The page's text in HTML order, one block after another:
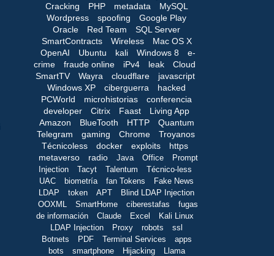
Cracking
PHP metadata
MySQL
Wordpress
spoofing
Google Play
Oracle
Red Team
SQL Server
SmartContracts
Wireless
Mac OS X
OpenAI
Ubuntu kali Windows 8
e-
crime
fraude online iPv4 leak
Cloud
SmartTV
Wayra cloudflare
javascript
Windows XP
ciberguerra
hacked
PCWorld
microhistorias
conferencia
developer
Citrix Faast
Living App
Amazon
BlueTooth HTTP
Quantum
Telegram
gaming Chrome
Troyanos
Técnicoless
docker exploits
https
metaverso
radio Java Office
Prompt
Injection
Tacyt Talentum
Técnico-less
UAC
biometría fan Tokens
Fake News
LDAP
token APT
Blind LDAP Injection
OOXML
SmartHome ciberestafas
fugas
de información
Claude Excel
Kali Linux
LDAP Injection
Proxy robots
ssl
Botnets
PDF Terminal Services
apps
bots
smartphone Hijacking
Llama